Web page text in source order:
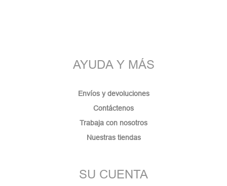
AYUDA Y MÁS
Envíos y devoluciones
Contáctenos
Trabaja con nosotros
Nuestras tiendas
SU CUENTA